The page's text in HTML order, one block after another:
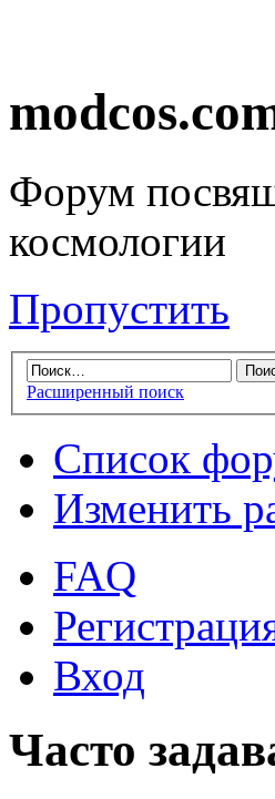
Форум
космологии
Пропустить
Расширенный поиск
Список
Изменить
FAQ
Вход
Часто